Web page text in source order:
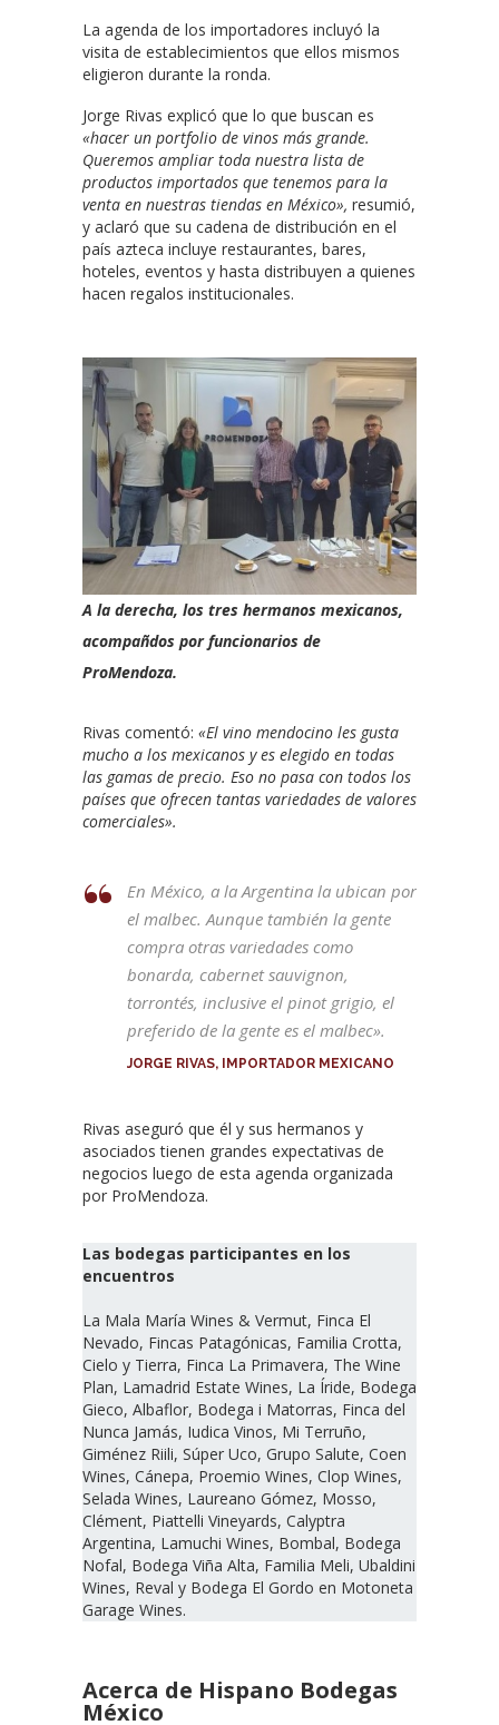
La agenda de los importadores incluyó la
visita de establecimientos que ellos mismos
eligieron durante la ronda.
Jorge Rivas explicó que lo que buscan es
«hacer un portfolio de vinos más grande.
Queremos ampliar toda nuestra lista de
productos importados que tenemos para la
venta en nuestras tiendas en México», resumió,
y aclaró que su cadena de distribución en el
país azteca incluye restaurantes, bares,
hoteles, eventos y hasta distribuyen a quienes
hacen regalos institucionales.
A la derecha, los tres hermanos mexicanos,
acompañdos por funcionarios de
ProMendoza.
Rivas comentó: «El vino mendocino les gusta
mucho a los mexicanos y es elegido en todas
las gamas de precio. Eso no pasa con todos los
países que ofrecen tantas variedades de valores
comerciales».
En México, a la Argentina la ubican por
el malbec. Aunque también la gente
compra otras variedades como
bonarda, cabernet sauvignon,
torrontés, inclusive el pinot grigio, el
preferido de la gente es el malbec».
JORGE RIVAS, IMPORTADOR MEXICANO
Rivas aseguró que él y sus hermanos y
asociados tienen grandes expectativas de
negocios luego de esta agenda organizada
por ProMendoza.
Las bodegas participantes en los
encuentros
La Mala María Wines & Vermut, Finca El
Nevado, Fincas Patagónicas, Familia Crotta,
Cielo y Tierra, Finca La Primavera, The Wine
Plan, Lamadrid Estate Wines, La Íride, Bodega
Gieco, Albaflor, Bodega i Matorras, Finca del
Nunca Jamás, Iudica Vinos, Mi Terruño,
Giménez Riili, Súper Uco, Grupo Salute, Coen
Wines, Cánepa, Proemio Wines, Clop Wines,
Selada Wines, Laureano Gómez, Mosso,
Clément, Piattelli Vineyards, Calyptra
Argentina, Lamuchi Wines, Bombal, Bodega
Nofal, Bodega Viña Alta, Familia Meli, Ubaldini
Wines, Reval y Bodega El Gordo en Motoneta
Garage Wines.
Acerca de Hispano Bodegas
México